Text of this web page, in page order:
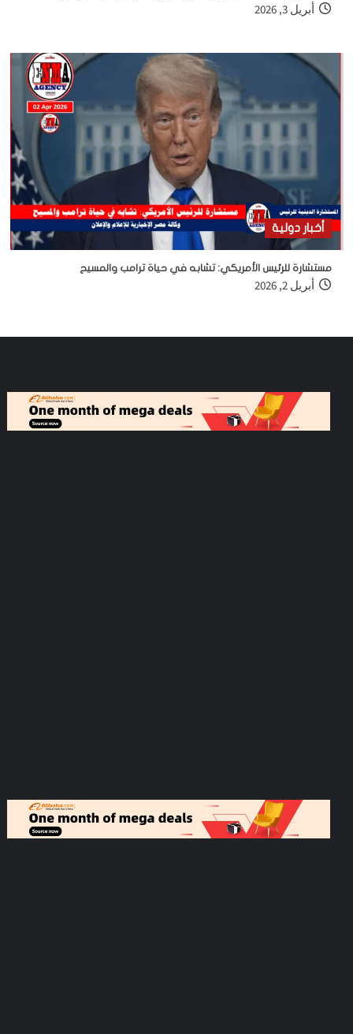
أبريل 3, 2026
أخبار دولية
مستشارة للرئيس الأمريكي: تشابه في حياة ترامب والمسيح
أبريل 2, 2026